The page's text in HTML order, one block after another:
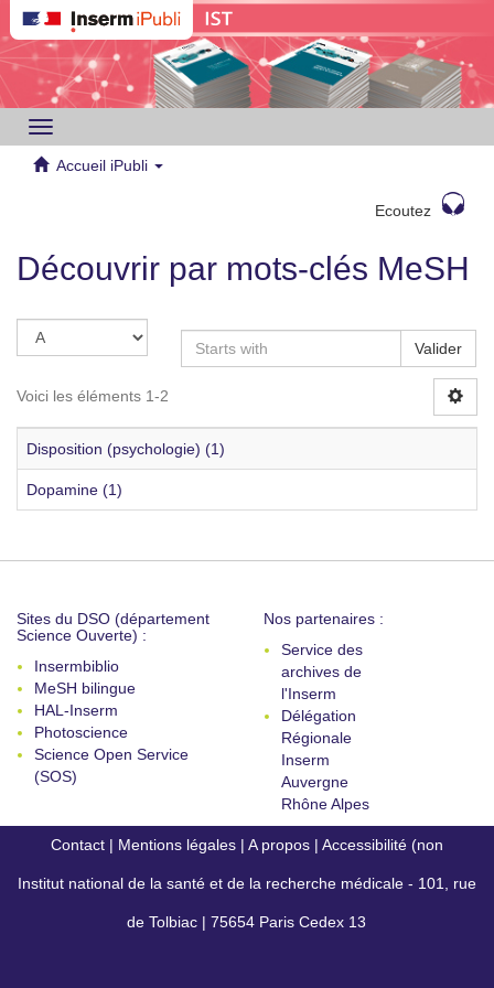
Toggle
navigation
Accueil iPubli
Ecoutez
Découvrir par mots-clés MeSH
Valider
Voici les éléments 1-2
Disposition (psychologie) (1)
Dopamine (1)
Sites du DSO (département
Science Ouverte) :
Insermbiblio
MeSH bilingue
HAL-Inserm
Photoscience
Science Open Service
(SOS)
Nos partenaires :
Service des
archives de
l'Inserm
Délégation
Régionale
Inserm
Auvergne
Rhône Alpes
Contact | Mentions légales | A propos | Accessibilité (non
conforme)
Institut national de la santé et de la recherche médicale - 101, rue
de Tolbiac | 75654 Paris Cedex 13